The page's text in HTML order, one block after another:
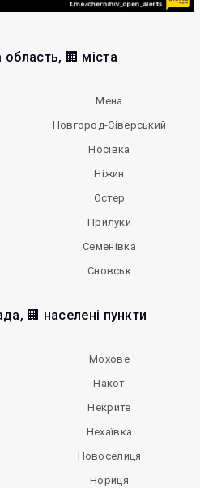
область, 🏢 міста
Мена
Новгород-Сіверський
Носівка
Ніжин
Остер
Прилуки
Семенівка
Сновськ
🏢 населені пункти
Мохове
Накот
Некрите
Нехаївка
Новоселиця
Нориця